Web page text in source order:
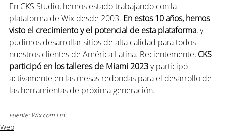
En CKS Studio, hemos estado trabajando con la
plataforma de Wix desde 2003. En estos 10 años, hemos
visto el crecimiento y el potencial de esta plataforma, y
pudimos desarrollar sitios de alta calidad para todos
nuestros clientes de América Latina. Recientemente, CKS
participó en los talleres de Miami 2023 y participó
activamente en las mesas redondas para el desarrollo de
las herramientas de próxima generación.
Fuente: Wix.com Ltd.
Web